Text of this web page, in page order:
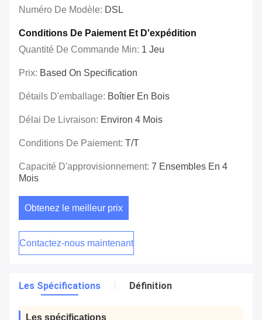
Numéro De Modèle: DSL
Conditions De Paiement Et D'expédition
Quantité De Commande Min: 1 Jeu
Prix: Based On Specification
Détails D'emballage: Boîtier En Bois
Délai De Livraison: Environ 4 Mois
Conditions De Paiement: T/T
Capacité D'approvisionnement: 7 Ensembles En 4
Mois
Obtenez le meilleur prix
Contactez-nous maintenant
Les Spécifications Définition
Les spécifications